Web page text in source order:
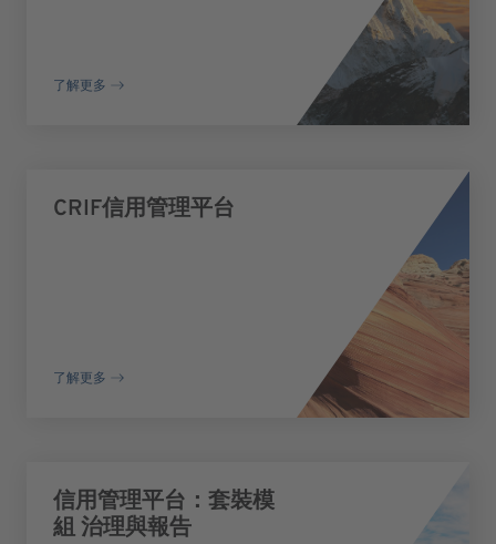
了解更多
CRIF信用管理平台
了解更多
信用管理平台：套裝模
組 治理與報告